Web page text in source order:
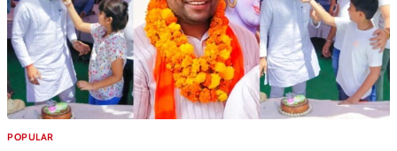
POPULAR